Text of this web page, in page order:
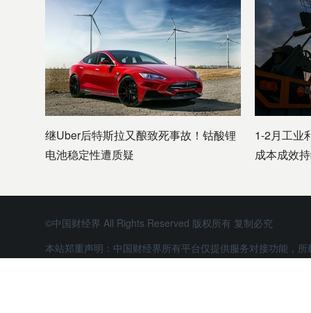
继Uber后特斯拉又酿致死事故！钴酸锂
电池稳定性遭质疑
1-2月工业
成本成效
©中国财经界 All Rights Reserved 版权所有 复制必究
本站郑重声明：中国财经界所有平台仅提供服务对接功能，